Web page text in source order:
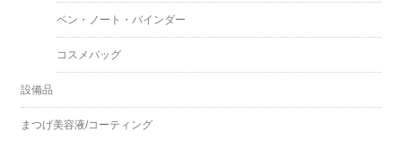
ペン・ノート・バインダー
コスメバッグ
設備品
まつげ美容液/コーティング